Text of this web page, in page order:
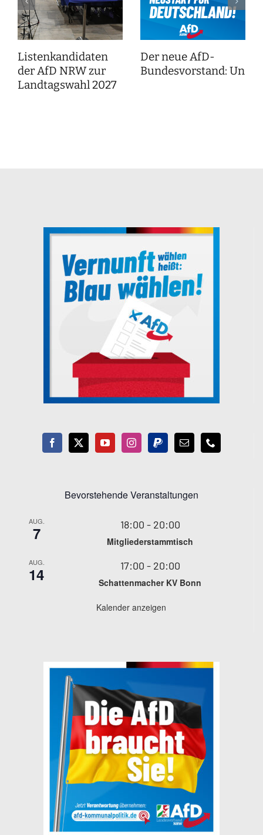
Listenkandidaten
der AfD NRW zur
Landtagswahl 2027
Der neue AfD-
Bundesvorstand:
Bevorstehende Veranstaltungen
AUG.
7 18:00 - 20:00
Mitgliederstammtisch
AUG.
14 17:00 - 20:00
Schattenmacher KV Bonn
Kalender anzeigen